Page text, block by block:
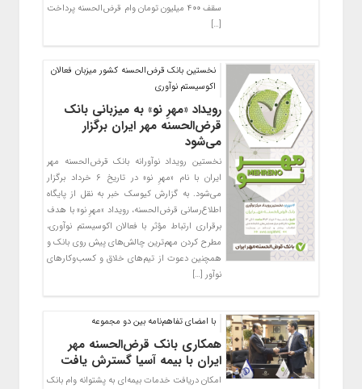
سقف ۴۰۰ میلیون تومان وام قرض‌الحسنه پرداخت
[…]
نخستین بانک قرض‌الحسنه کشور میزبان فعالان
اکوسیستم نوآوری
رویداد «مهرِ نو» به میزبانی بانک
قرض‌الحسنه مهر ایران برگزار
می‌شود
نخستین رویداد نوآورانه بانک قرض‌الحسنه مهر
ایران با نام «مهرِ نو» در تاریخ ۶ خرداد برگزار
می‌شود. به گزارش کیوسک خبر به نقل از پایگاه
اطلاع‌رسانی قرض‌الحسنه، رویداد «مهرِ نو» با هدف
برقراری ارتباط مؤثر با فعالان اکوسیستم نوآوری،
مطرح کردن مهم‌ترین چالش‌های پیش روی بانک و
همچنین دعوت از تیم‌های خلاق و کسب‌وکارهای
نوآور […]
با امضای تفاهم‌نامه بین دو مجموعه
همکاری بانک قرض‌الحسنه مهر
ایران با بیمه آسیا گسترش یافت
امکان دریافت خدمات بیمه‌ای به پشتوانه وام بانک